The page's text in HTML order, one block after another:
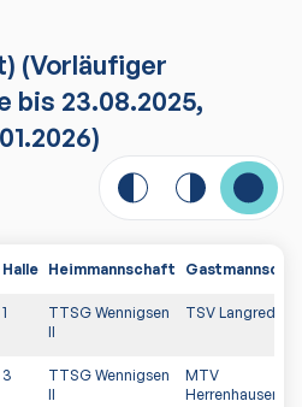
) (Vorläufiger
bis 23.08.2025,
Halle Heimmannschaft
1
TTSG Wennigsen
II
TSV Langreder
3
TTSG Wennigsen
II
MTV
Herrenhausen II